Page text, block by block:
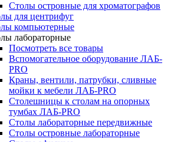
Столы островные для хроматографов
для центрифуг
компьютерные
лабораторные
Посмотреть все товары
Вспомогательное оборудование ЛАБ-
PRO
Краны, вентили, патрубки, сливные
мойки к мебели ЛАБ-PRO
Столешницы к столам на опорных
тумбах ЛАБ-PRO
Столы лабораторные передвижные
Столы островные лабораторные